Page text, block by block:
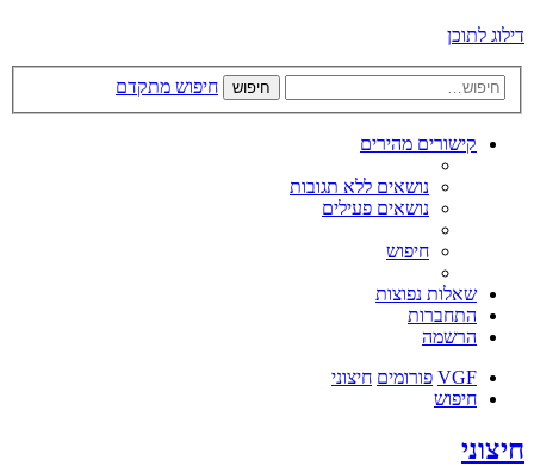
דילוג לתוכן
חיפוש חיפוש מתקדם
קישורים מהירים
נושאים ללא תגובות
נושאים פעילים
חיפוש
שאלות נפוצות
התחברות
הרשמה
VGF פורומים חיצוני
חיפוש
חיצוני